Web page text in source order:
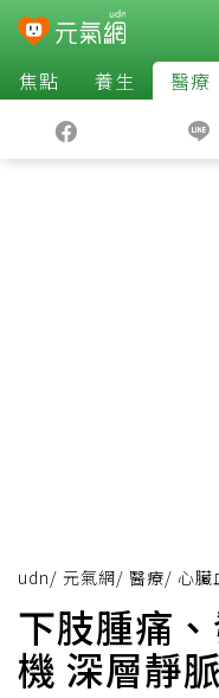
焦點 養生 醫療
udn/ 元氣網/ 醫療/ 心臟
下肢腫痛
機 深層靜